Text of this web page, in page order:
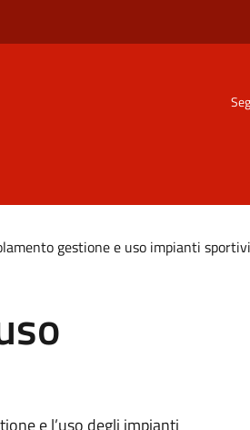
gestione e uso impianti sportivi
e l’uso degli impianti